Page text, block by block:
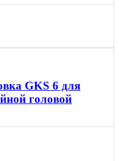
GKS 6 для
головой